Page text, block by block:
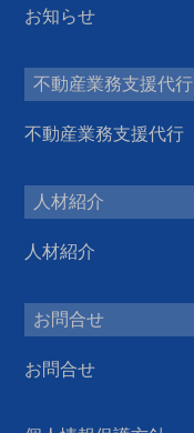
お知らせ
不動産業務支援代行
不動産業務支援代行
人材紹介
人材紹介
お問合せ
お問合せ